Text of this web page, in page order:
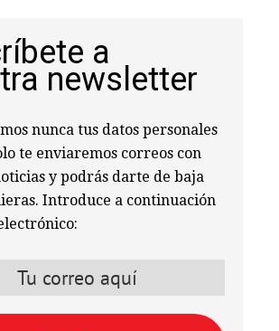
a
newsletter
nunca tus datos personales
te enviaremos correos con
y podrás darte de baja
Introduce a continuación